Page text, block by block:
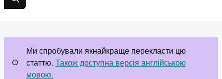
Ми спробували якнайкраще перекласти цю
статтю. Також доступна версія англійською
мовою.